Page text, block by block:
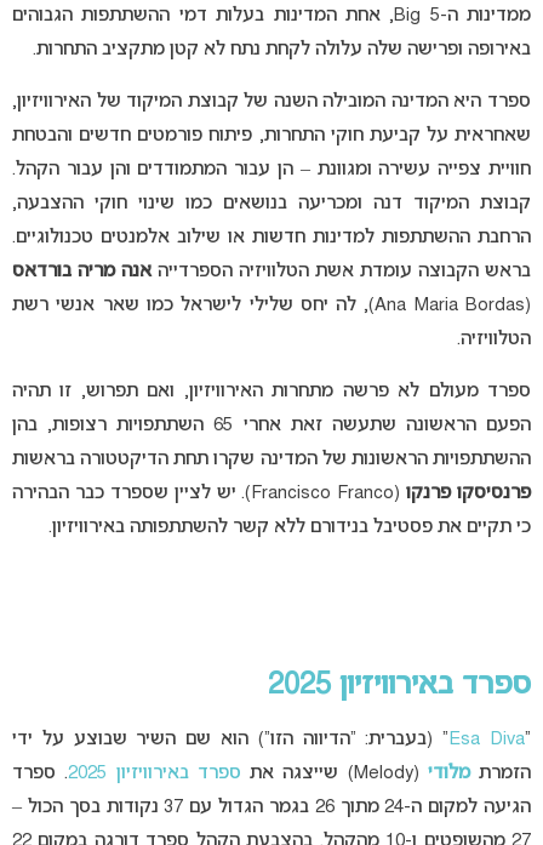
ממדינות ה-Big 5, אחת המדינות בעלות דמי ההשתתפות הגבוהים
באירופה ופרישה שלה עלולה לקחת נתח לא קטן מתקציב התחרות.
ספרד היא המדינה המובילה השנה של קבוצת המיקוד של האירוויזיון,
שאחראית על קביעת חוקי התחרות, פיתוח פורמטים חדשים והבטחת
חוויית צפייה עשירה ומגוונת – הן עבור המתמודדים והן עבור הקהל.
קבוצת המיקוד דנה ומכריעה בנושאים כמו שינוי חוקי ההצבעה,
הרחבת ההשתתפות למדינות חדשות או שילוב אלמנטים טכנולוגיים.
בראש הקבוצה עומדת אשת הטלוויזיה הספרדייהאנה מריה בורדאס
(Ana Maria Bordas), לה יחס שלילי לישראל כמו שאר אנשי רשת
הטלוויזיה.
ספרד מעולם לא פרשה מתחרות האירוויזיון, ואם תפרוש, זו תהיה
הפעם הראשונה שתעשה זאת אחרי 65 השתתפויות רצופות, בהן
ההשתתפויות הראשונות של המדינה שקרו תחת הדיקטטורה בראשות
פרנסיסקו פרנקו
(Francisco Franco). יש לציין שספרד כבר הבהירה
כי תקיים את פסטיבל בנידורם ללא קשר להשתתפותה באירוויזיון.
ספרד באירוויזיון 2025
“
Esa Diva” (בעברית: “הדיווה הזו”) הוא שם השיר שבוצע על ידי
הזמרתמלודי (Melody) שייצגה את ספרד באירוויזיון 2025
. ספרד
הגיעה למקום ה-24 מתוך 26 בגמר הגדול עם 37 נקודות בסך הכול –